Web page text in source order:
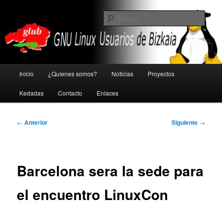
contenido
principalGlub
principal
Inicio ¿Quienes somos? Noticias Proyectos
Kedadas Contacto Enlaces
Navegación
← Anterior Siguiente →
Barcelona sera la sede para
el encuentro LinuxCon